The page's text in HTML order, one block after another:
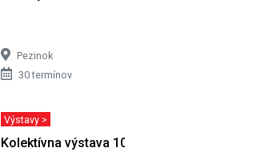
Pezinok
30 termínov
Výstavy >
Kolektívna výstava 101 umelcov…